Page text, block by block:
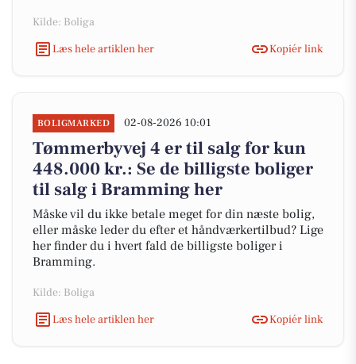
Kilde: Boliga
Læs hele artiklen her
Kopiér link
BOLIGMARKED 02-08-2026 10:01
Tømmerbyvej 4 er til salg for kun
448.000 kr.: Se de billigste boliger
til salg i Bramming her
Måske vil du ikke betale meget for din næste bolig,
eller måske leder du efter et håndværkertilbud? Lige
her finder du i hvert fald de billigste boliger i
Bramming.
Kilde: Boliga
Læs hele artiklen her
Kopiér link